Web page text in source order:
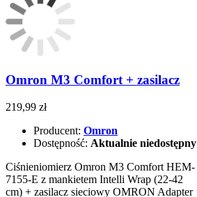
Omron M3 Comfort + zasilacz
219,99 zł
Producent: Omron
Dostępność: Aktualnie niedostępny
Ciśnieniomierz Omron M3 Comfort HEM-
7155-E z mankietem Intelli Wrap (22-42
cm) + zasilacz sieciowy OMRON Adapter